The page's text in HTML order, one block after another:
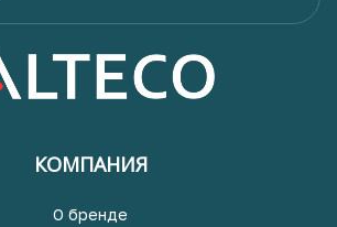
КОМПАНИЯ
О бренде